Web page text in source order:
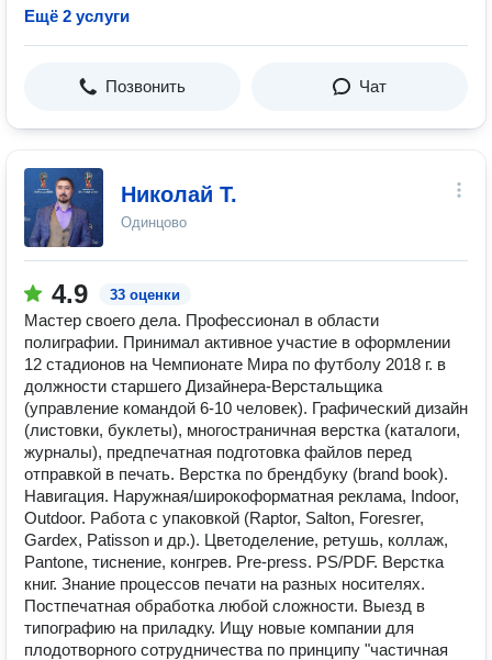
Ещё 2 услуги
Позвонить Чат
Николай Т.
Одинцово
4.9 33 оценки
Мастер своего дела. Профессионал в области
полиграфии. Принимал активное участие в оформлении
12 стадионов на Чемпионате Мира по футболу 2018 г. в
должности старшего Дизайнера-Верстальщика
(управление командой 6-10 человек). Графический дизайн
(листовки, буклеты), многостраничная верстка (каталоги,
журналы), предпечатная подготовка файлов перед
отправкой в печать. Верстка по брендбуку (brand book).
Навигация. Наружная/широкоформатная реклама, Indoor,
Outdoor. Работа с упаковкой (Raptor, Salton, Foresrer,
Gardex, Patisson и др.). Цветоделение, ретушь, коллаж,
Pantone, тиснение, конгрев. Pre-press. PS/PDF. Верстка
книг. Знание процессов печати на разных носителях.
Постпечатная обработка любой сложности. Выезд в
типографию на приладку. Ищу новые компании для
плодотворного сотрудничества по принципу "частичная